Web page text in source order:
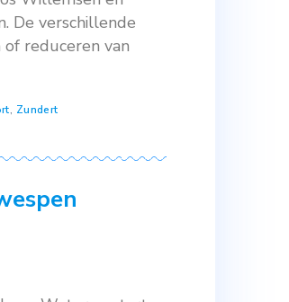
,taxus
mede de Techniekdag